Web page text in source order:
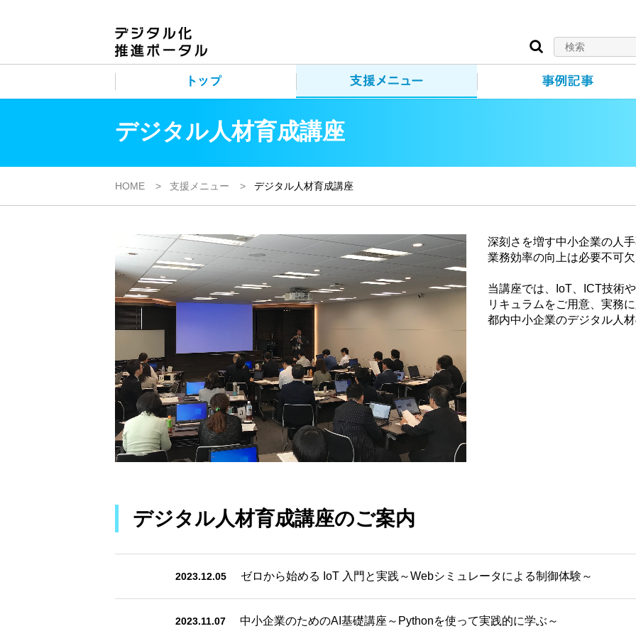
デジタル人材育成講座
HOME 支援メニュー デジタル人材育成講座
深刻さを増す中小企業の人
業務効率の向上は必要不可欠
当講座では、IoT、ICT技術
リキュラムをご用意、実務
都内中小企業のデジタル人
デジタル人材育成講座のご案内
2023.12.05 ゼロから始める IoT 入門と実践～Webシミュレータによる制御体験～
2023.11.07 中小企業のためのAI基礎講座～Pythonを使って実践的に学ぶ～